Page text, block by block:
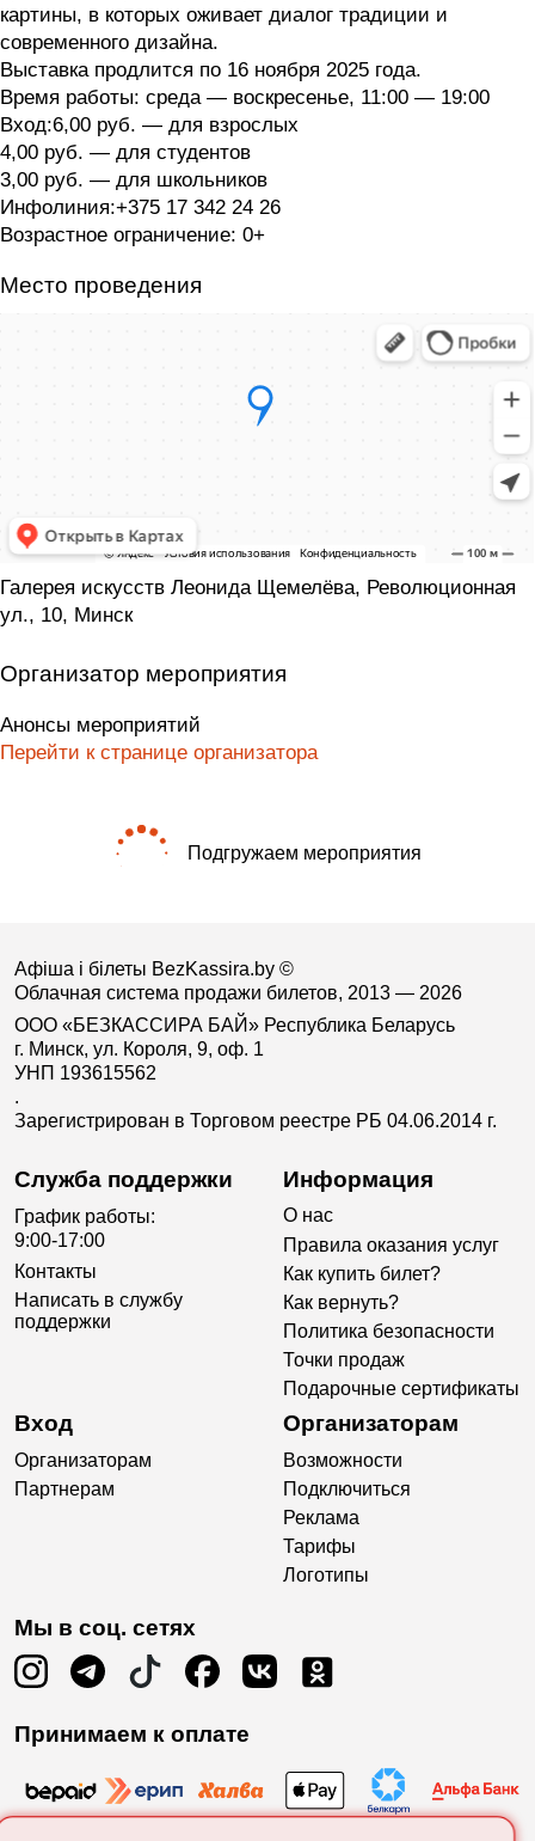
картины, в которых оживает диалог традиции и
современного дизайна.
Выставка продлится по 16 ноября 2025 года.
Время работы: среда — воскресенье, 11:00 — 19:00
Вход:6,00 руб. — для взрослых
4,00 руб. — для студентов
3,00 руб. — для школьников
Инфолиния:+375 17 342 24 26
Возрастное ограничение: 0+
Место проведения
Галерея искусств Леонида Щемелёва, Революционная
ул., 10, Минск
Организатор мероприятия
Анонсы мероприятий
Перейти к странице организатора
Подгружаем мероприятия
Афіша і білеты BezKassira.by ©
Облачная система продажи билетов, 2013 — 2026
ООО «БЕЗКАССИРА БАЙ» Республика Беларусь
г. Минск, ул. Короля, 9, оф. 1
УНП 193615562
.
Зарегистрирован в Торговом реестре РБ 04.06.2014 г.
Служба поддержки
График работы:
9:00-17:00
Контакты
Написать в службу
поддержки
Информация
О нас
Правила оказания услуг
Как купить билет?
Как вернуть?
Политика безопасности
Точки продаж
Подарочные сертификаты
Вход
Организаторам
Партнерам
Организаторам
Возможности
Подключиться
Реклама
Тарифы
Логотипы
Мы в соц. сетях
Принимаем к оплате